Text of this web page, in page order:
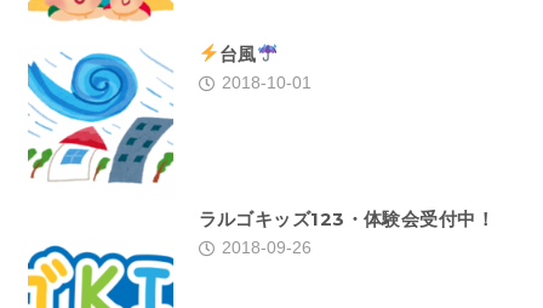
台風
2018-10-01
ラルゴキッズ123・体験会受付中！
2018-09-26